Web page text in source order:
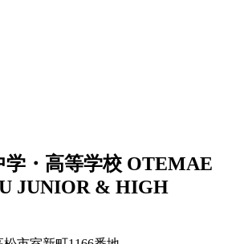
学・高等学校 OTEMAE
JUNIOR & HIGH